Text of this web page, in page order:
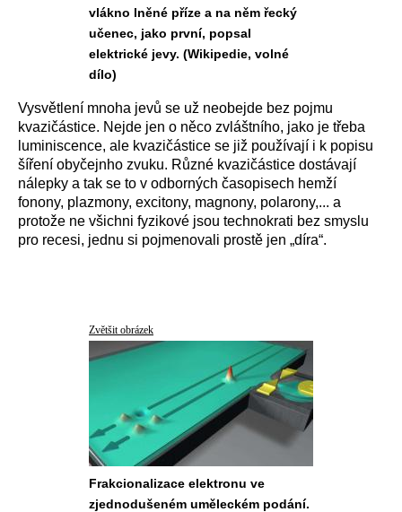
vlákno lněné příze a na něm řecký
učenec, jako první, popsal
elektrické jevy. (Wikipedie, volné
dílo)
Vysvětlení mnoha jevů se už neobejde bez pojmu
kvazičástice. Nejde jen o něco zvláštního, jako je třeba
luminiscence, ale kvazičástice se již používají i k popisu
šíření obyčejnho zvuku. Různé kvazičástice dostávají
nálepky a tak se to v odborných časopisech hemží
fonony, plazmony, excitony, magnony, polarony,... a
protože ne všichni fyzikové jsou technokrati bez smyslu
pro recesi, jednu si pojmenovali prostě jen „díra“.
Zvětšit obrázek
Frakcionalizace elektronu ve
zjednodušeném uměleckém podání.